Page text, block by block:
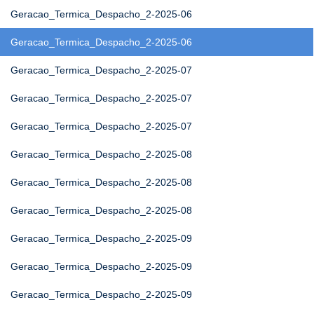
Geracao_Termica_Despacho_2-2025-06
Geracao_Termica_Despacho_2-2025-06
Geracao_Termica_Despacho_2-2025-07
Geracao_Termica_Despacho_2-2025-07
Geracao_Termica_Despacho_2-2025-07
Geracao_Termica_Despacho_2-2025-08
Geracao_Termica_Despacho_2-2025-08
Geracao_Termica_Despacho_2-2025-08
Geracao_Termica_Despacho_2-2025-09
Geracao_Termica_Despacho_2-2025-09
Geracao_Termica_Despacho_2-2025-09